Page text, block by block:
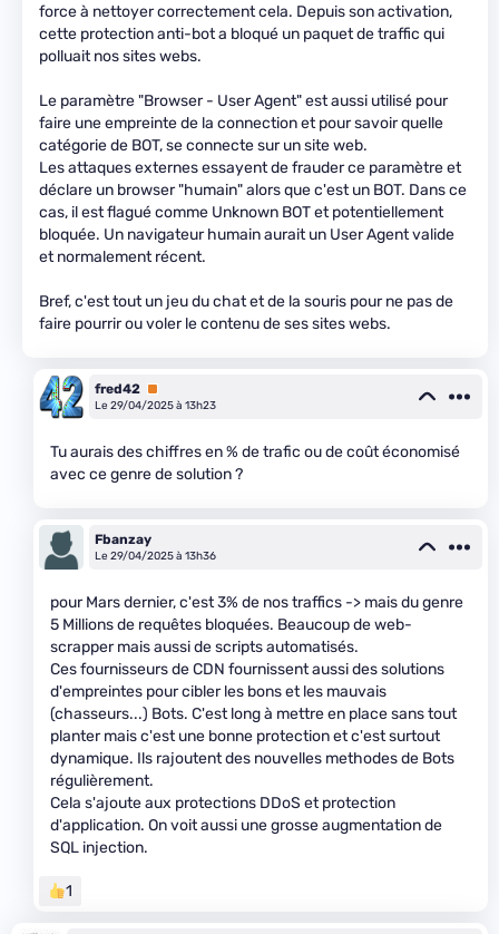
force à nettoyer correctement cela. Depuis son activation,
cette protection anti-bot a bloqué un paquet de traffic qui
polluait nos sites webs.
Le paramètre "Browser - User Agent" est aussi utilisé pour
faire une empreinte de la connection et pour savoir quelle
catégorie de BOT, se connecte sur un site web.
Les attaques externes essayent de frauder ce paramètre et
déclare un browser "humain" alors que c'est un BOT. Dans ce
cas, il est flagué comme Unknown BOT et potentiellement
bloquée. Un navigateur humain aurait un User Agent valide
et normalement récent.
Bref, c'est tout un jeu du chat et de la souris pour ne pas de
faire pourrir ou voler le contenu de ses sites webs.
fred42 Premium
Le 29/04/2025 à 13h23
Tu aurais des chiffres en % de trafic ou de coût économisé
avec ce genre de solution ?
Fbanzay
Le 29/04/2025 à 13h36
pour Mars dernier, c'est 3% de nos traffics -> mais du genre
5 Millions de requêtes bloquées. Beaucoup de web-
scrapper mais aussi de scripts automatisés.
Ces fournisseurs de CDN fournissent aussi des solutions
d'empreintes pour cibler les bons et les mauvais
(chasseurs...) Bots. C'est long à mettre en place sans tout
planter mais c'est une bonne protection et c'est surtout
dynamique. Ils rajoutent des nouvelles methodes de Bots
régulièrement.
Cela s'ajoute aux protections DDoS et protection
d'application. On voit aussi une grosse augmentation de
SQL injection.
1